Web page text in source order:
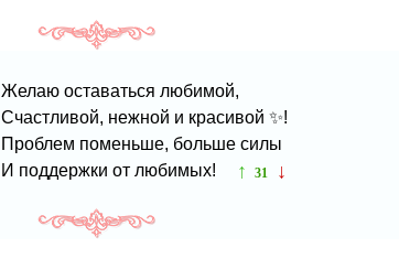
Желаю оставаться любимой,
Счастливой, нежной и красивой ✨!
Проблем поменьше, больше силы
И поддержки от любимых!
↑ 31 ↓